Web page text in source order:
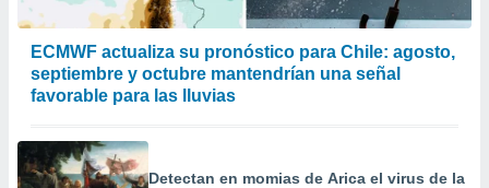
ECMWF actualiza su pronóstico para Chile: agosto,
septiembre y octubre mantendrían una señal
favorable para las lluvias
Detectan en momias de Arica el virus de la